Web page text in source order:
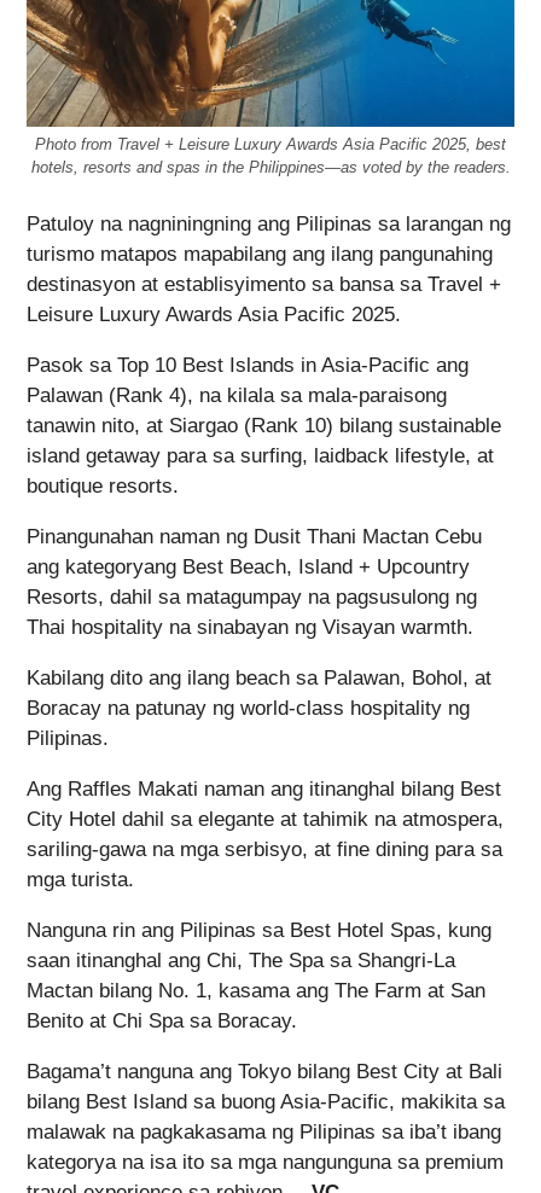
Photo from Travel + Leisure Luxury Awards Asia Pacific 2025, best
hotels, resorts and spas in the Philippines—as voted by the readers.
Patuloy na nagniningning ang Pilipinas sa larangan ng
turismo matapos mapabilang ang ilang pangunahing
destinasyon at establisyimento sa bansa sa Travel +
Leisure Luxury Awards Asia Pacific 2025.
Pasok sa Top 10 Best Islands in Asia-Pacific ang
Palawan (Rank 4), na kilala sa mala-paraisong
tanawin nito, at Siargao (Rank 10) bilang sustainable
island getaway para sa surfing, laidback lifestyle, at
boutique resorts.
Pinangunahan naman ng Dusit Thani Mactan Cebu
ang kategoryang Best Beach, Island + Upcountry
Resorts, dahil sa matagumpay na pagsusulong ng
Thai hospitality na sinabayan ng Visayan warmth.
Kabilang dito ang ilang beach sa Palawan, Bohol, at
Boracay na patunay ng world-class hospitality ng
Pilipinas.
Ang Raffles Makati naman ang itinanghal bilang Best
City Hotel dahil sa elegante at tahimik na atmospera,
sariling-gawa na mga serbisyo, at fine dining para sa
mga turista.
Nanguna rin ang Pilipinas sa Best Hotel Spas, kung
saan itinanghal ang Chi, The Spa sa Shangri-La
Mactan bilang No. 1, kasama ang The Farm at San
Benito at Chi Spa sa Boracay.
Bagama’t nanguna ang Tokyo bilang Best City at Bali
bilang Best Island sa buong Asia-Pacific, makikita sa
malawak na pagkakasama ng Pilipinas sa iba’t ibang
kategorya na isa ito sa mga nangunguna sa premium